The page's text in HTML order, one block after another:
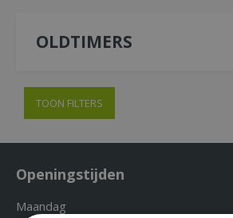
OLDTIMERS
TOON FILTERS
Openingstijden
Maandag